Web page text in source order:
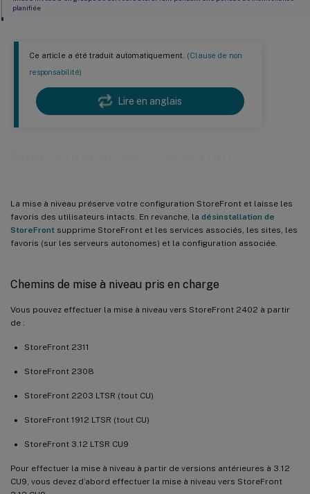
Ce article a été traduit automatiquement. (Clause de non
responsabilité)
Lire en anglais
La mise à niveau préserve votre configuration StoreFront et laisse les
favoris des utilisateurs intacts. En revanche, la désinstallation de
StoreFront supprime StoreFront et les services associés, les sites, les
favoris (sur les serveurs autonomes) et la configuration associée.
Chemins de mise à niveau pris en charge
Vous pouvez effectuer la mise à niveau vers StoreFront 2402 à partir
de :
StoreFront 2311
StoreFront 2308
StoreFront 2203 LTSR (tout CU)
StoreFront 1912 LTSR (tout CU)
StoreFront 3.12 LTSR CU9
Pour effectuer la mise à niveau à partir de versions antérieures à 3.12
CU9, vous devez d’abord effectuer la mise à niveau vers StoreFront
planifiée